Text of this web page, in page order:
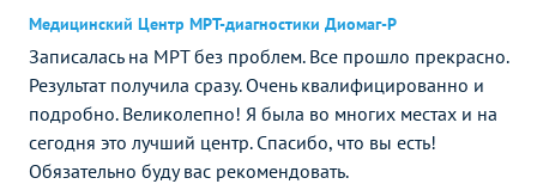
Медицинский Центр МРТ-диагностики Диомаг-Р
Записалась на МРТ без проблем. Все прошло прекрасно.
Результат получила сразу. Очень квалифицированно и
подробно. Великолепно! Я была во многих местах и на
сегодня это лучший центр. Спасибо, что вы есть!
Обязательно буду вас рекомендовать.